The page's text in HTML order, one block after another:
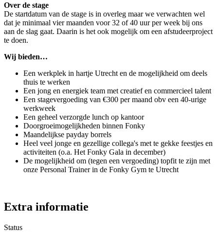
Over de stage
De startdatum van de stage is in overleg maar we verwachten wel
dat je minimaal vier maanden voor 32 of 40 uur per week bij ons
aan de slag gaat. Daarin is het ook mogelijk om een afstudeerproject
te doen.
Wij bieden…
Een werkplek in hartje Utrecht en de mogelijkheid om deels
thuis te werken
Een jong en energiek team met creatief en commercieel talent
Een stagevergoeding van €300 per maand obv een 40-urige
werkweek
Een geheel verzorgde lunch op kantoor
Doorgroeimogelijkheden binnen Fonky
Maandelijkse payday borrels
Heel veel jonge en gezellige collega's met te gekke feestjes en
activiteiten (o.a. Het Fonky Gala in december)
De mogelijkheid om (tegen een vergoeding) topfit te zijn met
onze Personal Trainer in de Fonky Gym te Utrecht
Extra informatie
Status